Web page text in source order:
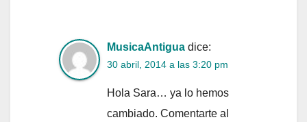
MusicaAntigua dice:
30 abril, 2014 a las 3:20 pm
Hola Sara… ya lo hemos
cambiado. Comentarte al